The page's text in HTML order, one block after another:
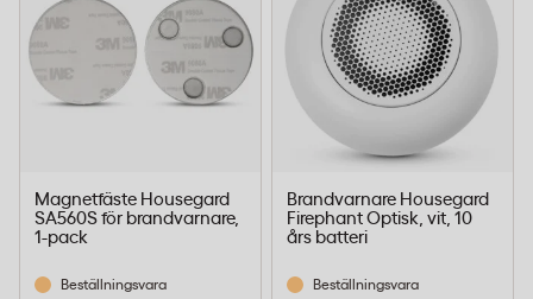
Magnetfäste Housegard
SA560S för brandvarnare,
1-pack
Beställningsvara
Brandvarnare Housegard
Firephant Optisk, vit, 10
års batteri
Beställningsvara